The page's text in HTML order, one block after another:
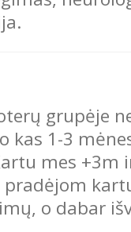
Genadijus
grupėje
kas 1-3
mes
pradėjom
o dabar